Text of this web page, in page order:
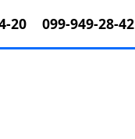
20 099-949-28-42